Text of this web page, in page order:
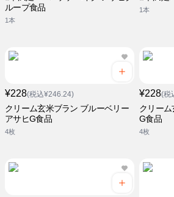
ループ食品
1本
1本
¥228(税込¥246.24)
クリーム玄米ブラン ブルーベリー
アサヒG食品
4枚
¥228(税
クリーム
G食品
4枚